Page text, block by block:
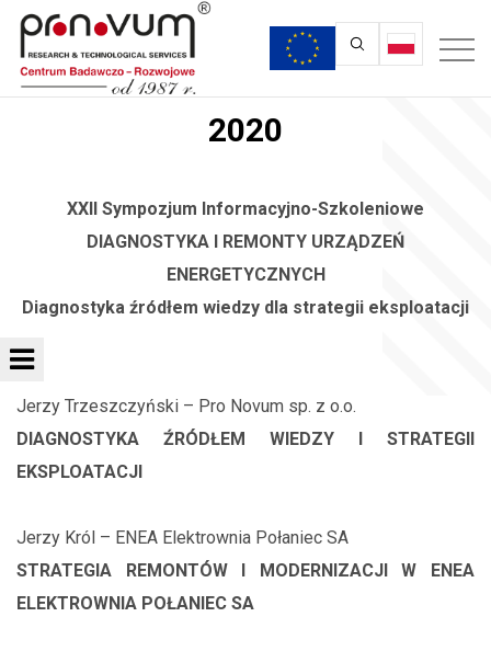
2020
XXII Sympozjum Informacyjno-Szkoleniowe
DIAGNOSTYKA I REMONTY URZĄDZEŃ
ENERGETYCZNYCH
Diagnostyka źródłem wiedzy dla strategii eksploatacji
Jerzy Trzeszczyński – Pro Novum sp. z o.o.
DIAGNOSTYKA ŹRÓDŁEM WIEDZY I STRATEGII
EKSPLOATACJI
Jerzy Król – ENEA Elektrownia Połaniec SA
STRATEGIA REMONTÓW I MODERNIZACJI W ENEA
ELEKTROWNIA POŁANIEC SA